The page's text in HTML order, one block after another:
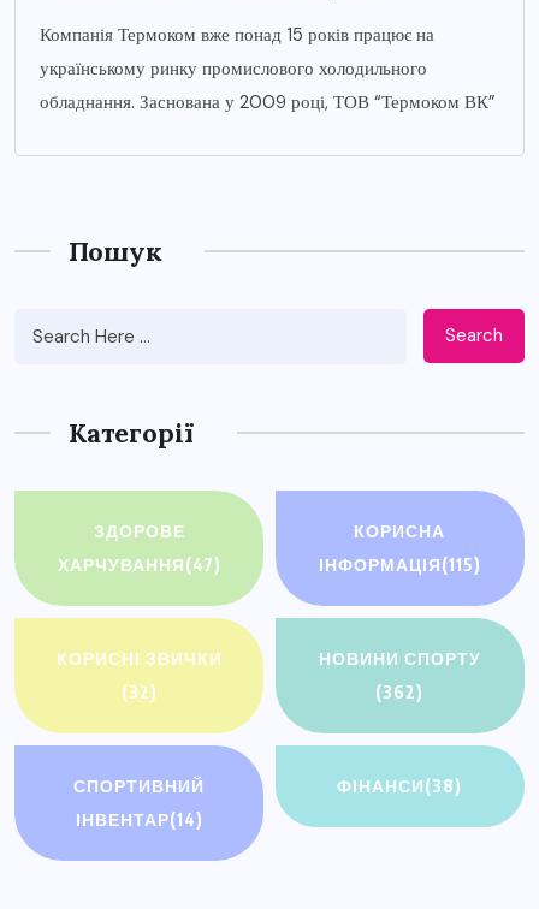
Компанія Термоком вже понад 15 років працює на
українському ринку промислового холодильного
обладнання. Заснована у 2009 році, ТОВ “Термоком ВК”
Пошук
Search
Категорії
ЗДОРОВЕ
ХАРЧУВАННЯ(47)
КОРИСНА
ІНФОРМАЦІЯ(115)
КОРИСНІ ЗВИЧКИ
(32)
НОВИНИ СПОРТУ
(362)
СПОРТИВНИЙ
ІНВЕНТАР(14)
ФІНАНСИ(38)